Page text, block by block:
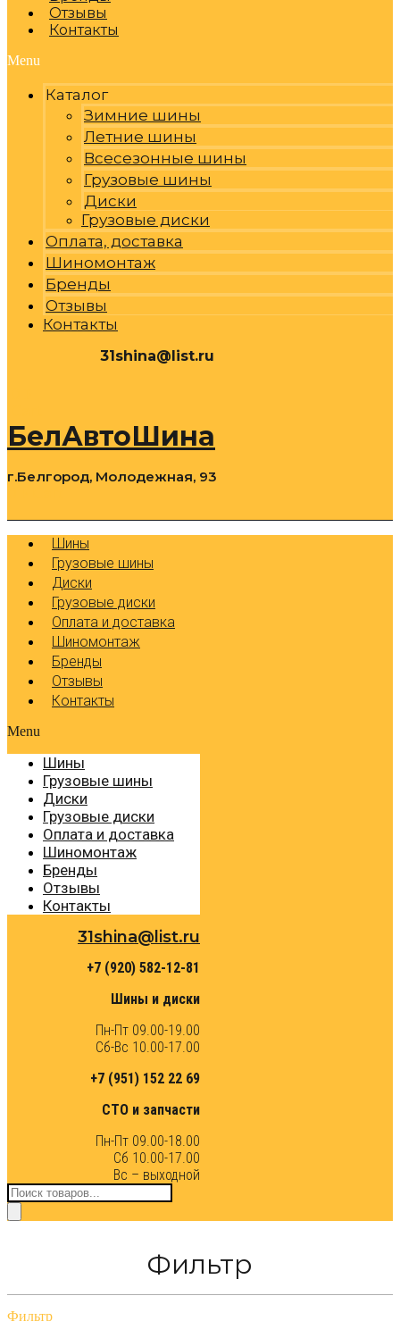
Отзывы
Контакты
Menu
Каталог
Зимние шины
Летние шины
Всесезонные шины
Грузовые шины
Диски
Грузовые диски
Оплата, доставка
Шиномонтаж
Бренды
Отзывы
Контакты
31shina@list.ru
БелАвтоШина
г.Белгород, Молодежная, 93
Шины
Грузовые шины
Диски
Грузовые диски
Оплата и доставка
Шиномонтаж
Бренды
Отзывы
Контакты
Menu
Шины
Грузовые шины
Диски
Грузовые диски
Оплата и доставка
Шиномонтаж
Бренды
Отзывы
Контакты
31shina@list.ru
+7 (920) 582-12-81
Шины и диски
Пн-Пт 09.00-19.00
Сб-Вс 10.00-17.00
+7 (951) 152 22 69
СТО и запчасти
Пн-Пт 09.00-18.00
Сб 10.00-17.00
Вс – выходной
Поиск
товаров
Фильтр
Фильтр